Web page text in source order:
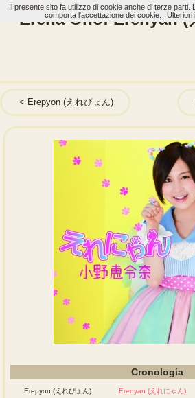
Erena Ono: Erenyan (
Erepyon (えれぴょん)
Cronologia
Erepyon (えれぴょん)
Erenyan (えれにゃん)
Il presente sito fa utilizzo di cookie anche di terze parti.
comporta l'accettazione dei cookie.
Ulteriori